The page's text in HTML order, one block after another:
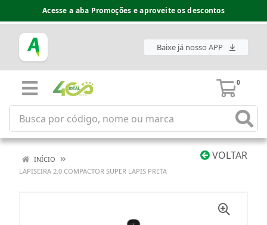
Acesse a aba Promoções e aproveite os descontos
Baixe já nosso APP
0
VOLTAR
INÍCIO
LAPISEIRA 2.0 COMPACTOR SUPER LAPIS PRETA